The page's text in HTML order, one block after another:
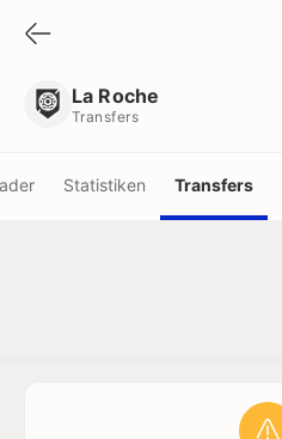
La Roche
Transfers
Statistiken Transfers